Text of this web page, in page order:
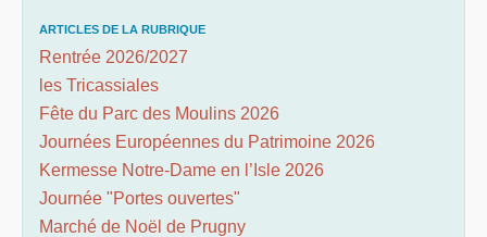
ARTICLES DE LA RUBRIQUE
Rentrée 2026/2027
les Tricassiales
Fête du Parc des Moulins 2026
Journées Européennes du Patrimoine 2026
Kermesse Notre-Dame en l’Isle 2026
Journée "Portes ouvertes"
Marché de Noël de Prugny